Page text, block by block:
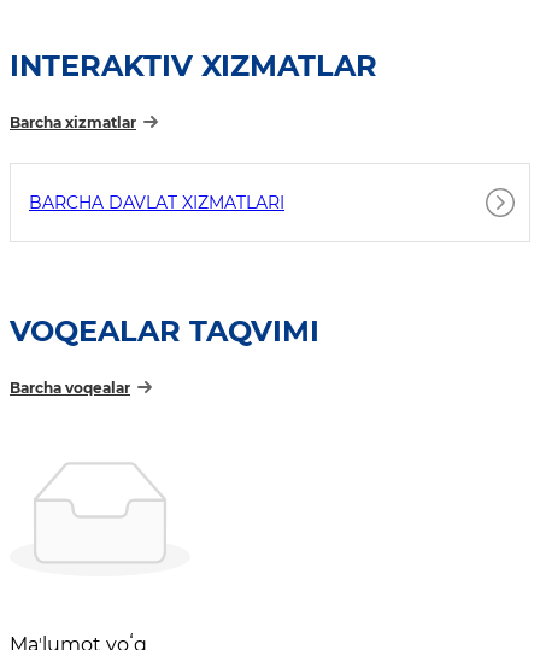
INTERAKTIV XIZMATLAR
Barcha xizmatlar
BARCHA DAVLAT XIZMATLARI
VOQEALAR TAQVIMI
Barcha voqealar
Maʼlumot yoʻq